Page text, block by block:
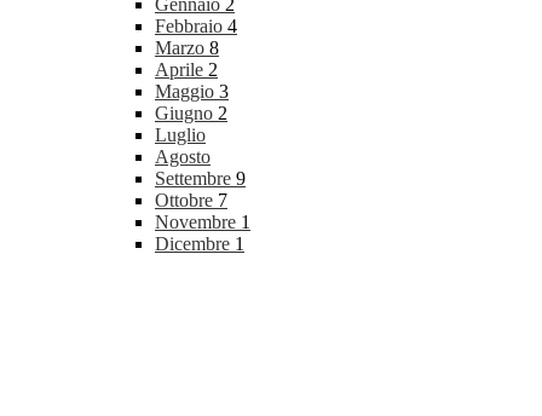
Gennaio 2
Febbraio 4
Marzo 8
Aprile 2
Maggio 3
Giugno 2
Luglio
Agosto
Settembre 9
Ottobre 7
Novembre 1
Dicembre 1